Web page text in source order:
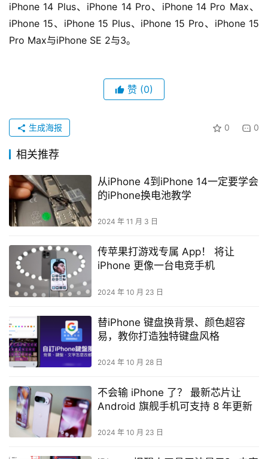
iPhone 14 Plus、iPhone 14 Pro、iPhone 14 Pro Max、
iPhone 15、iPhone 15 Plus、iPhone 15 Pro、iPhone 15
Pro Max与iPhone SE 2与3。
赞 (0)
0 0
生成海报
相关推荐
从iPhone 4到iPhone 14一定要学会
的iPhone换电池教学
2024 年 11 月 3 日
传苹果打游戏专属 App！ 将让
iPhone 更像一台电竞手机
2024 年 10 月 23 日
替iPhone 键盘换背景、颜色超容
易，教你打造独特键盘风格
2024 年 10 月 28 日
不会输 iPhone 了？ 最新芯片让
Android 旗舰手机可支持 8 年更新
2024 年 10 月 23 日